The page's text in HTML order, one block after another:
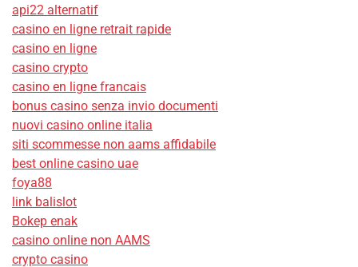
api22 alternatif
casino en ligne retrait rapide
casino en ligne
casino crypto
casino en ligne francais
bonus casino senza invio documenti
nuovi casino online italia
siti scommesse non aams affidabile
best online casino uae
foya88
link balislot
Bokep enak
casino online non AAMS
crypto casino